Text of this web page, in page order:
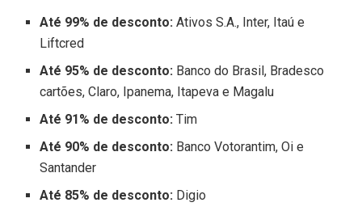
Até 99% de desconto:Ativos S.A., Inter, Itaú e
Liftcred
Até 95% de desconto: Banco do Brasil, Bradesco
cartões, Claro, Ipanema, Itapeva e Magalu
Até 91% de desconto: Tim
Até 90% de desconto: Banco Votorantim, Oi e
Santander
Até 85% de desconto: Digio